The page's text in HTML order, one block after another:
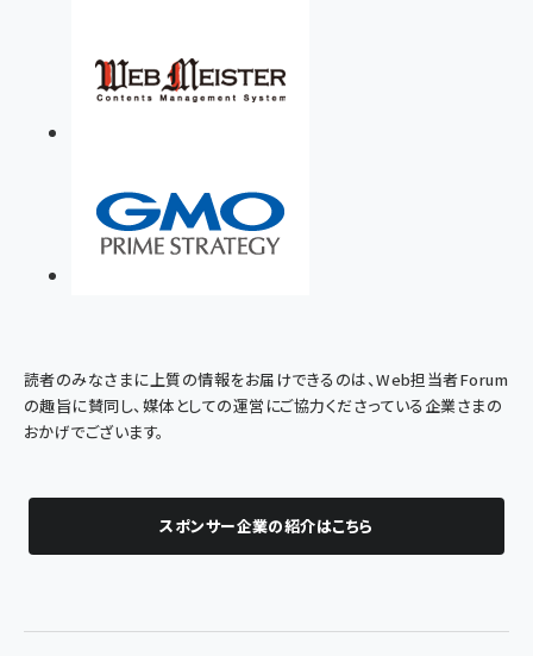
読者のみなさまに上質の情報をお届けできるのは、Web担当者Forum
の趣旨に賛同し、媒体としての運営にご協力くださっている企業さまの
おかげでございます。
スポンサー企業の紹介はこちら